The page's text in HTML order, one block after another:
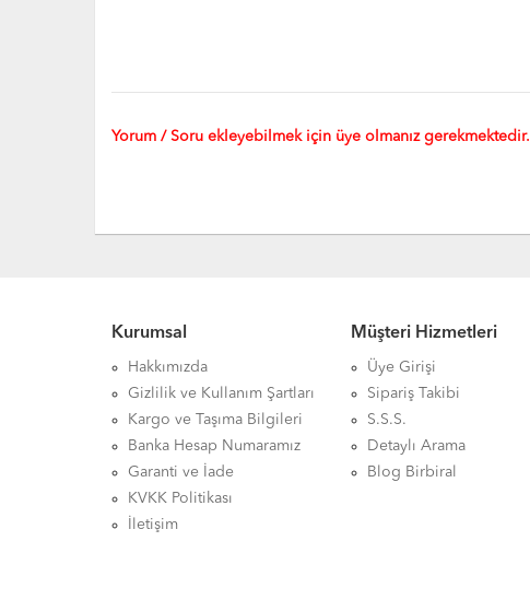
Yorum / Soru ekleyebilmek için üye olmanız gerekmektedir.
Kurumsal
Hakkımızda
Gizlilik ve Kullanım Şartları
Kargo ve Taşıma Bilgileri
Banka Hesap Numaramız
Garanti ve İade
KVKK Politikası
İletişim
Müşteri Hizmetleri
Üye Girişi
Sipariş Takibi
S.S.S.
Detaylı Arama
Blog Birbiral